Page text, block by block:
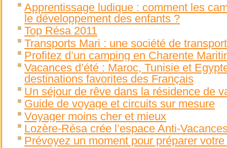
Apprentissage ludique : comment les
le développement des enfants ?
Top Résa 2011
Transports Mari : une société de
Profitez d’un camping en Charente
Vacances d’été : Maroc, Tunisie et
destinations favorites des Français
Un séjour de rêve dans la résidence de
Guide de voyage et circuits sur mesure
Voyager moins cher et mieux
Lozère-Résa crée l’espace Anti-
Prévoyez un moment pour préparer